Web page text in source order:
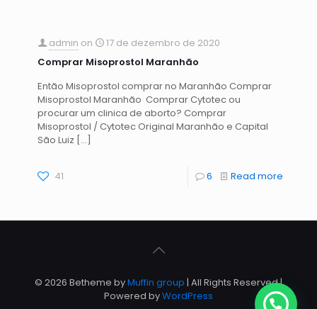
admin on
17 de dezembro de 2020
Comprar Misoprostol Maranhão
Então Misoprostol comprar no Maranhão Comprar
Misoprostol Maranhão Comprar Cytotec ou
procurar um clinica de aborto? Comprar
Misoprostol / Cytotec Original Maranhão e Capital
São Luiz […]
41 6 Read more
© 2026 Betheme byMuffin group | All Rights Reserved |
Powered byWordPress